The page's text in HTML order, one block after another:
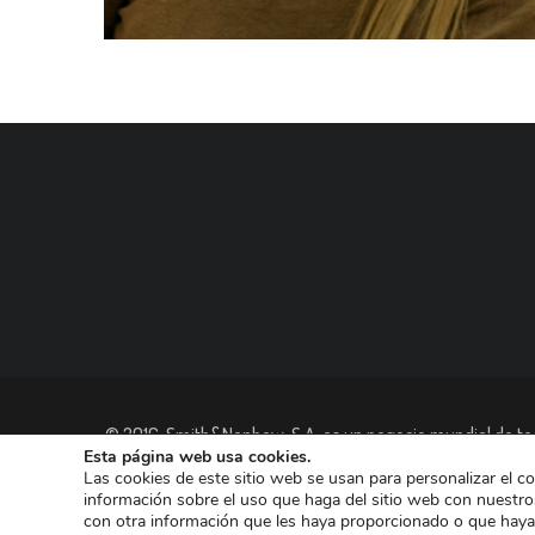
© 2016, Smith&Nephew, S.A. es un negocio mundial de
las empresas dedicadas a Reconstrucción Ortopédica,
Esta página web usa cookies.
Las cookies de este sitio web se usan para personalizar el
información sobre el uso que haga del sitio web con
con otra información que les haya proporcionado o que